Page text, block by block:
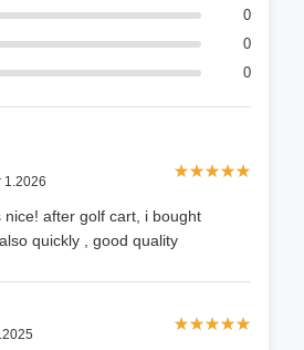
0
0
0
1.2026
★★★★★
★★★★★
after golf cart, i bought
quickly , good quality
★★★★★
★★★★★